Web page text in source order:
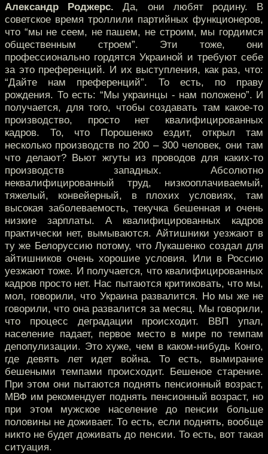
Александр Роджерс. Да, они любят родину. В
советское время троллили партийных функционеров,
что “мы не сеем, не пашем, не строим, мы гордимся
общественным строем”. Эти тоже, они
профессионально гордятся Украиной и требуют себе
за это преференций. И их выступления, как раз, что:
“Дайте нам преференций”. То есть, по праву
рождения. То есть: “Мы украинцы - нам положено”. И
получается, для того, чтобы создавать там какое-то
производство, просто нет квалифицированных
кадров. То, что Порошенко ездит, открыл там
несколько производств по 200 – 300 человек, они там
что делают? Вьют жгуты из проводов для каких-то
производств западных. Абсолютно
неквалифицированный труд, низкооплачиваемый,
тяжелый, конвейерный, в плохих условиях, там
высокая заболеваемость, текучка бешенная и очень
низкие зарплаты. А квалифицированных кадров
практически нет, вымываются. Айтишники уезжают в
ту же Белоруссию потому, что Лукашенко создал для
айтишников очень хорошие условия. Или в Россию
уезжают тоже. И получается, что квалифицированных
кадров просто нет. Нас пытаются критиковать, что мы,
мол, говорили, что Украина развалится. Но мы же не
говорили, что она развалится за месяц. Мы говорили,
что процесс деградации происходит. ВВП упал,
население падает, первое место в мире по темпам
депопулизации. Это хуже, чем в каком-нибудь Конго,
где девять лет идет война. То есть, вымирание
бешеными темпами происходит. Бешеное старение.
При этом они пытаются поднять пенсионный возраст,
МВФ им рекомендует поднять пенсионный возраст, но
при этом мужское население до пенсии больше
половины не доживает. То есть, если поднять, вообще
никто не будет доживать до пенсии. То есть, вот такая
ситуация.